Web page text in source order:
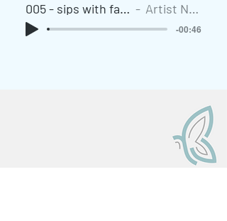
005 - sips with fairouz Artist Name
-00:46